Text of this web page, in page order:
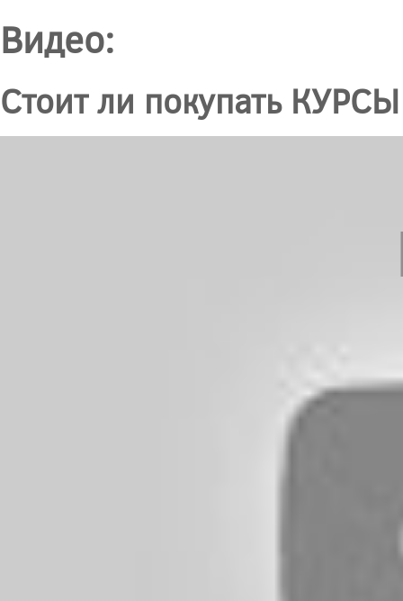
Видео:
Cтоит ли покупать